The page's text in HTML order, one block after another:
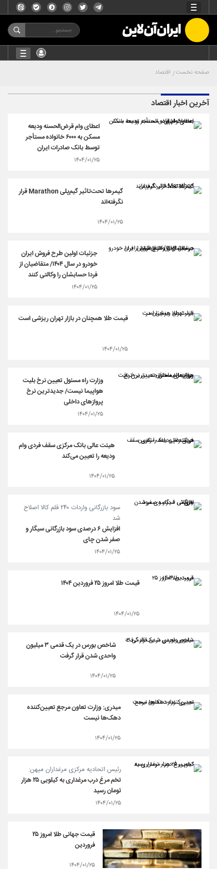
صفحه نخست اقتصاد
آخرین اخبار اقتصاد
اعطای وام قرض‌الحسنه ودیعه
مسکن به ۶۰۰۰ خانواده مستأجر
توسط بانک صادرات ایران
۱۴۰۴/۰۱/۲۵
گیمرها تحت‌تاثیر گیم‌پلی Marathon قرار
نگرفته‌اند
۱۴۰۴/۰۱/۲۵
جزئیات اولین طرح فروش ایران
خودرو در سال ۱۴۰۴/ متقاضیان از
فردا حسابشان را وکالتی کنند
۱۴۰۴/۰۱/۲۵
قیمت طلا همچنان در بازار تهران ریزشی است
۱۴۰۴/۰۱/۲۵
وزارت راه مسئول تعیین نرخ بلیت
هواپیما نیست/ جدیدترین نرخ
پروازهای داخلی
۱۴۰۴/۰۱/۲۵
هیئت عالی بانک مرکزی سقف فردی وام
ودیعه را تعیین می‌کند
۱۴۰۴/۰۱/۲۵
سود بازرگانی واردات ۲۴۰ قلم کالا اصلاح
شد
افزایش ۶ درصدی سود بازرگانی سیگار و
صفر شدن چای
۱۴۰۴/۰۱/۲۵
قیمت طلا امروز ۲۵ فروردین ۱۴۰۴
۱۴۰۴/۰۱/۲۵
شاخص‌ بورس در یک‌ قدمی ۳ میلیون
واحدی شدن قرار گرفت
۱۴۰۴/۰۱/۲۵
میدری: وزارت تعاون مرجع تعیین‌کننده
دهک‌ها نیست
۱۴۰۴/۰۱/۲۵
رئیس اتحادیه مرکزی مرغداران میهن:
تخم مرغ درب مرغداری به کیلویی ۲۵ هزار
تومان رسید
۱۴۰۴/۰۱/۲۵
قیمت جهانی طلا امروز ۲۵
فروردین
۱۴۰۴/۰۱/۲۵